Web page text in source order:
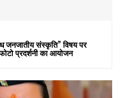
जनजातीय संस्कृति” विषय पर
प्रदर्शनी का आयोजन